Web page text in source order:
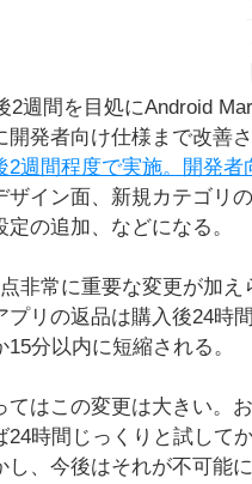
2週間を目処にAndroid
開発者向け仕様まで改善
2週間程度で実施。開発
ザイン面、新規カテゴリ
の追加、などになる。
非常に重要な変更が加
プリの返品は購入後24時
分以内に短縮される。
てはこの変更は大きい。
24時間じっくりと試して
し、今後はそれが不可能